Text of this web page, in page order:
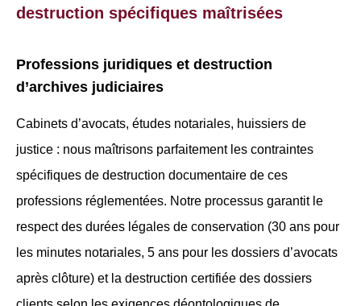
destruction spécifiques maîtrisées
Professions juridiques et destruction
d’archives judiciaires
Cabinets d’avocats, études notariales, huissiers de
justice : nous maîtrisons parfaitement les contraintes
spécifiques de destruction documentaire de ces
professions réglementées. Notre processus garantit le
respect des durées légales de conservation (30 ans pour
les minutes notariales, 5 ans pour les dossiers d’avocats
après clôture) et la destruction certifiée des dossiers